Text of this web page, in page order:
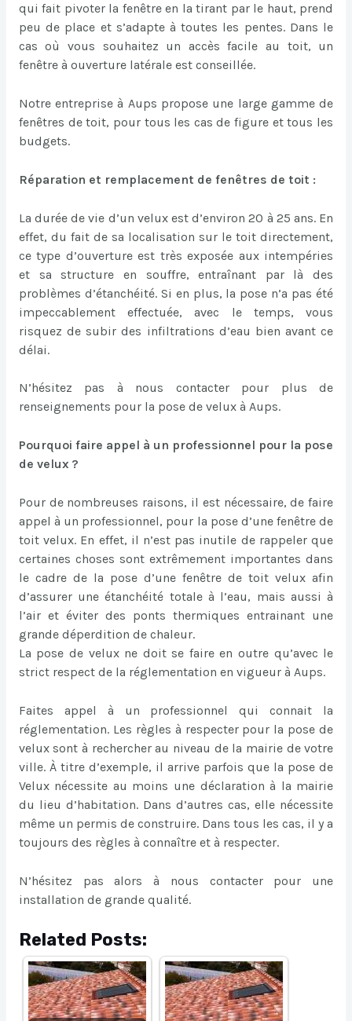
qui fait pivoter la fenêtre en la tirant par le haut, prend
peu de place et s’adapte à toutes les pentes. Dans le
cas où vous souhaitez un accès facile au toit, un
fenêtre à ouverture latérale est conseillée.
Notre entreprise à Aups propose une large gamme de
fenêtres de toit, pour tous les cas de figure et tous les
budgets.
Réparation et remplacement de fenêtres de toit :
La durée de vie d’un velux est d’environ 20 à 25 ans. En
effet, du fait de sa localisation sur le toit directement,
ce type d’ouverture est très exposée aux intempéries
et sa structure en souffre, entraînant par là des
problèmes d’étanchéité. Si en plus, la pose n’a pas été
impeccablement effectuée, avec le temps, vous
risquez de subir des infiltrations d’eau bien avant ce
délai.
N’hésitez pas à nous contacter pour plus de
renseignements pour la pose de velux à Aups.
Pourquoi faire appel à un professionnel pour la pose
de velux ?
Pour de nombreuses raisons, il est nécessaire, de faire
appel à un professionnel, pour la pose d’une fenêtre de
toit velux. En effet, il n’est pas inutile de rappeler que
certaines choses sont extrêmement importantes dans
le cadre de la pose d’une fenêtre de toit velux afin
d’assurer une étanchéité totale à l’eau, mais aussi à
l’air et éviter des ponts thermiques entrainant une
grande déperdition de chaleur.
La pose de velux ne doit se faire en outre qu’avec le
strict respect de la réglementation en vigueur à Aups.
Faites appel à un professionnel qui connait la
réglementation. Les règles à respecter pour la pose de
velux sont à rechercher au niveau de la mairie de votre
ville. À titre d’exemple, il arrive parfois que la pose de
Velux nécessite au moins une déclaration à la mairie
du lieu d’habitation. Dans d’autres cas, elle nécessite
même un permis de construire. Dans tous les cas, il y a
toujours des règles à connaître et à respecter.
N’hésitez pas alors à nous contacter pour une
installation de grande qualité.
Related Posts: